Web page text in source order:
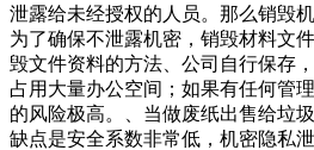
泄露给未经授权的人员。那么销毁
为了确保不泄露机密，销毁材料文
毁文件资料的方法、公司自行保存
占用大量办公空间；如果有任何管
的风险极高。、当做废纸出售给垃
缺点是安全系数非常低，机密隐私